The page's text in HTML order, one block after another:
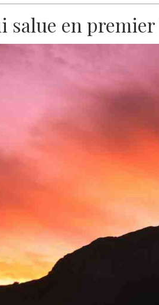
salue en premier